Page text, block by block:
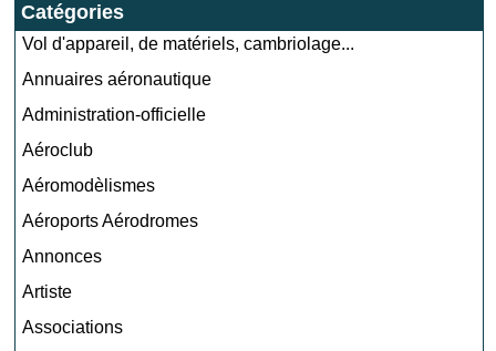
Catégories
Vol d'appareil, de matériels, cambriolage...
Annuaires aéronautique
Administration-officielle
Aéroclub
Aéromodèlismes
Aéroports Aérodromes
Annonces
Artiste
Associations